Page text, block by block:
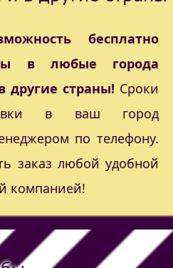
бесплатно
в любые города
другие страны! Сроки
в ваш город
по телефону.
заказ любой удобной
компанией!